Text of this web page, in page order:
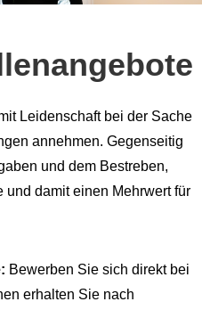
Leidenschaft bei der Sache
annehmen. Gegenseitig
und dem Bestreben,
damit einen Mehrwert für
Bewerben Sie sich direkt bei
erhalten Sie nach